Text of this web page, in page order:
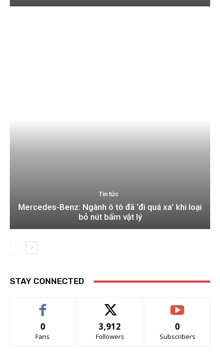
Tin tức
Mercedes-Benz: Ngành ô tô đã ‘đi quá xa’ khi loại
bỏ nút bấm vật lý
STAY CONNECTED
0
Fans
3,912
Followers
0
Subscribers